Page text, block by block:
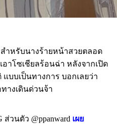
ำหรับนางร้ายหน้าสวยตลอด
าโซเชียลร้อนฉ่า หลังจากเปิด
บบเป็นทางการ บอกเลยว่า
างเดินด่วนจ้า
วนตัว @ppanward เผย